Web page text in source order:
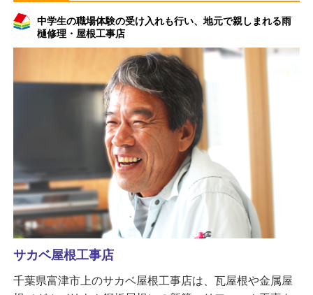
中学生の職場体験の受け入れも行い、地元で親しまれる雨
樋修理・屋根工事店
サカベ屋根工事店
千葉県富津市上のサカベ屋根工事店は、瓦屋根や金属屋